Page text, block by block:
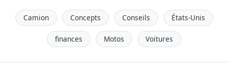
Camion Concepts Conseils États-Unis
finances Motos Voitures